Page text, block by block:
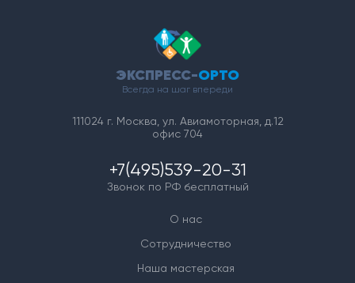
ЭКСПРЕСС-ОРТО
Всегда на шаг впереди
111024 г. Москва, ул. Авиамоторная, д.12
офис 704
+7(495)539-20-31
Звонок по РФ бесплатный
О нас
Сотрудничество
Наша мастерская